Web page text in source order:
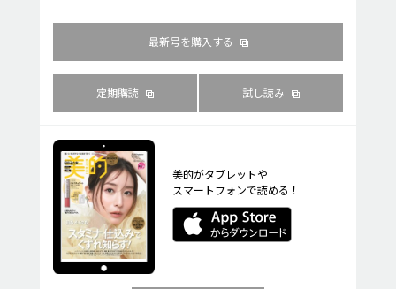
最新号を購入する
定期購読 試し読み
美的がタブレットや
スマートフォンで読める！